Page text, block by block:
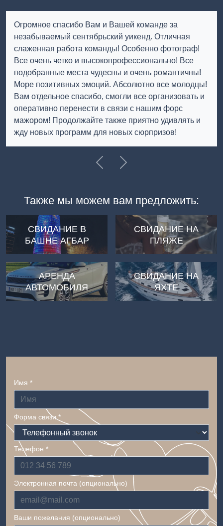
Огромное спасибо Вам и Вашей команде за
незабываемый сентябрьский уикенд. Отличная
слаженная работа команды! Особенно фотограф!
Все очень четко и высокопрофессионально! Все
подобранные места чудесны и очень романтичны!
Море позитивных эмоций. Абсолютно все молодцы!
Вам отдельное спасибо, смогли все организовать и
оперативно перенести в связи с нашим форс
мажором! Продолжайте также приятно удивлять и
жду новых программ для новых сюрпризов!
PreviousДалее
Также мы можем вам предложить:
СВИДАНИЕ В
БАШНЕ АГБАР
СВИДАНИЕ НА
ПЛЯЖЕ
АРЕНДА
АВТОМОБИЛЯ
СВИДАНИЕ НА
ЯХТЕ
Имя *
Форма связи *
Телефон *
Электронная почта (опционально)
Ваши пожелания (опционально)